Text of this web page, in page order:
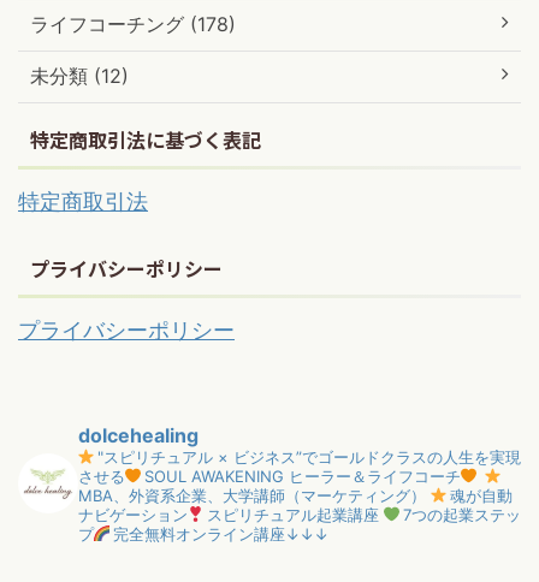
ライフコーチング (178)
未分類 (12)
特定商取引法に基づく表記
特定商取引法
プライバシーポリシー
プライバシーポリシー
dolcehealing
"スピリチュアル × ビジネス”でゴールドクラスの人生を実現
させる
SOUL AWAKENING ヒーラー＆ライフコーチ
MBA、外資系企業、大学講師（マーケティング）
魂が自動
ナビゲーション
スピリチュアル起業講座
7つの起業ステッ
プ
完全無料オンライン講座↓↓↓